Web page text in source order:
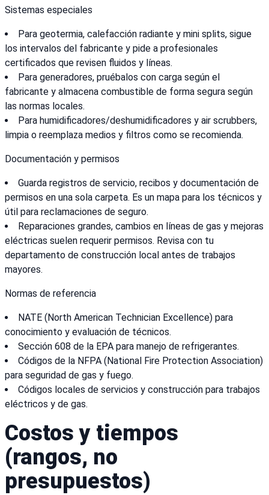
Sistemas especiales
Para geotermia, calefacción radiante y mini splits, sigue
los intervalos del fabricante y pide a profesionales
certificados que revisen fluidos y líneas.
Para generadores, pruébalos con carga según el
fabricante y almacena combustible de forma segura según
las normas locales.
Para humidificadores/deshumidificadores y air scrubbers,
limpia o reemplaza medios y filtros como se recomienda.
Documentación y permisos
Guarda registros de servicio, recibos y documentación de
permisos en una sola carpeta. Es un mapa para los técnicos y
útil para reclamaciones de seguro.
Reparaciones grandes, cambios en líneas de gas y mejoras
eléctricas suelen requerir permisos. Revisa con tu
departamento de construcción local antes de trabajos
mayores.
Normas de referencia
NATE (North American Technician Excellence) para
conocimiento y evaluación de técnicos.
Sección 608 de la EPA para manejo de refrigerantes.
Códigos de la NFPA (National Fire Protection Association)
para seguridad de gas y fuego.
Códigos locales de servicios y construcción para trabajos
eléctricos y de gas.
Costos y tiempos
(rangos, no
presupuestos)